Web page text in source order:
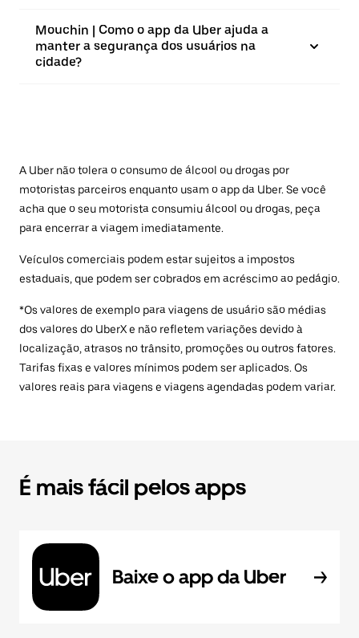
Mouchin | Como o app da Uber ajuda a
manter a segurança dos usuários na
cidade?
A Uber não tolera o consumo de álcool ou drogas por
motoristas parceiros enquanto usam o app da Uber. Se você
acha que o seu motorista consumiu álcool ou drogas, peça
para encerrar a viagem imediatamente.
Veículos comerciais podem estar sujeitos a impostos
estaduais, que podem ser cobrados em acréscimo ao pedágio.
*Os valores de exemplo para viagens de usuário são médias
dos valores do UberX e não refletem variações devido à
localização, atrasos no trânsito, promoções ou outros fatores.
Tarifas fixas e valores mínimos podem ser aplicados. Os
valores reais para viagens e viagens agendadas podem variar.
É mais fácil pelos apps
Baixe o app da Uber